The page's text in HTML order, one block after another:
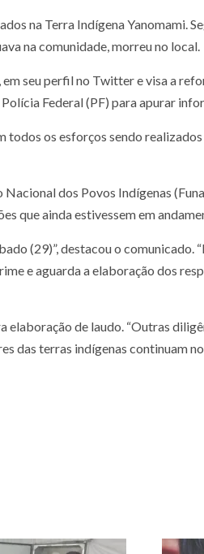
na Terra Indígena Yanomami.
na comunidade, morreu no local.
seu perfil no Twitter e visa a
Federal (PF) para apurar
todos os esforços sendo
dos Povos Indígenas
que ainda estivessem em
(29)”, destacou o comunicado.
e aguarda a elaboração dos
de laudo. “Outras
das terras indígenas continuam